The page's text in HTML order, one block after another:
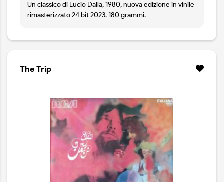
Un classico di Lucio Dalla, 1980, nuova edizione in vinile
rimasterizzato 24 bit 2023. 180 grammi.
The Trip